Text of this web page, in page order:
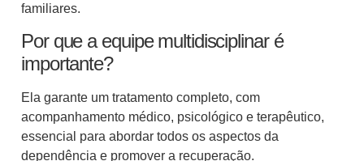
familiares.
Por que a equipe multidisciplinar é
importante?
Ela garante um tratamento completo, com
acompanhamento médico, psicológico e terapêutico,
essencial para abordar todos os aspectos da
dependência e promover a recuperação.